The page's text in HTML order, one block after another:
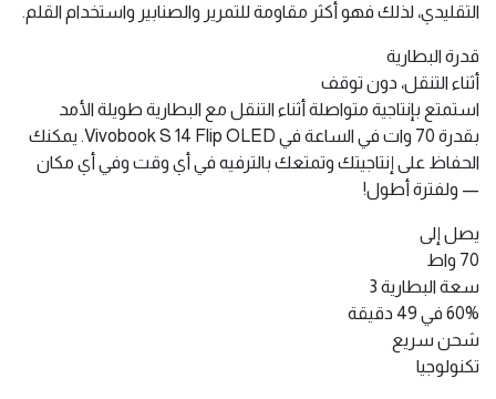
التقليدي، لذلك فهو أكثر مقاومة للتمرير والصنابير واستخدام القلم.
قدرة البطارية
أثناء التنقل، دون توقف
استمتع بإنتاجية متواصلة أثناء التنقل مع البطارية طويلة الأمد
بقدرة 70 وات في الساعة في Vivobook S 14 Flip OLED. يمكنك
الحفاظ على إنتاجيتك وتمتعك بالترفيه في أي وقت وفي أي مكان
— ولفترة أطول!
يصل إلى
70 واط
سعة البطارية 3
60% في 49 دقيقة
شحن سريع
تكنولوجيا